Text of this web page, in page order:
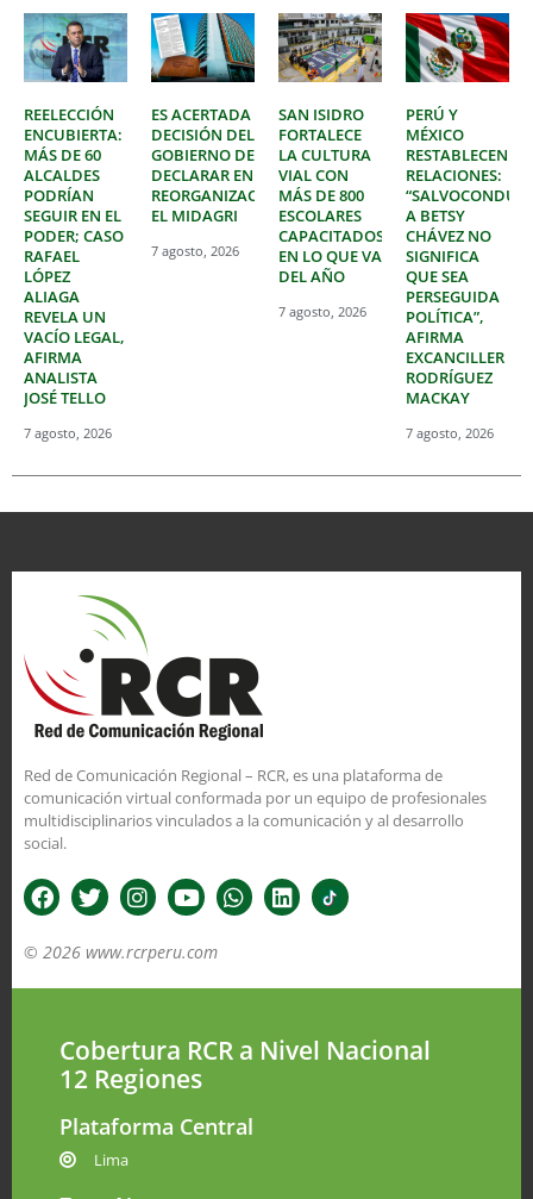
REELECCIÓN
ENCUBIERTA:
MÁS DE 60
ALCALDES
PODRÍAN
SEGUIR EN EL
PODER; CASO
RAFAEL
LÓPEZ
ALIAGA
REVELA UN
VACÍO LEGAL,
AFIRMA
ANALISTA
JOSÉ TELLO
7 agosto, 2026
ES ACERTADA
DECISIÓN DEL
GOBIERNO DE
DECLARAR EN
REORGANIZACIÓN
EL MIDAGRI
7 agosto, 2026
SAN ISIDRO
FORTALECE
LA CULTURA
VIAL CON
MÁS DE 800
ESCOLARES
CAPACITADOS
EN LO QUE VA
DEL AÑO
7 agosto, 2026
PERÚ Y
MÉXICO
RESTABLECEN
RELACIONES:
A BETSY
CHÁVEZ NO
SIGNIFICA
QUE SEA
PERSEGUIDA
POLÍTICA”,
AFIRMA
EXCANCILLER
RODRÍGUEZ
MACKAY
7 agosto, 2026
Red de Comunicación Regional – RCR, es una plataforma de
comunicación virtual conformada por un equipo de profesionales
multidisciplinarios vinculados a la comunicación y al desarrollo
social.
© 2026 www.rcrperu.com
Cobertura RCR a Nivel Nacional
12 Regiones
Plataforma Central
Lima